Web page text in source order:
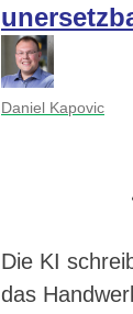
Daniel Kapovic
Die KI
das